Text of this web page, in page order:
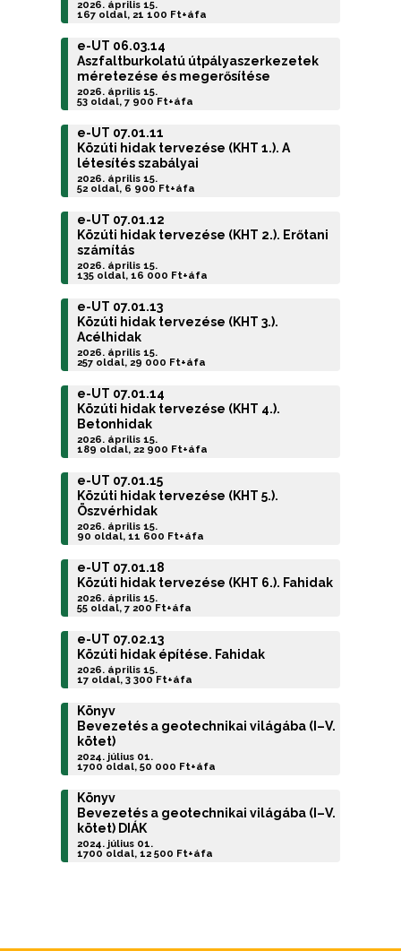
2026. április 15.
167 oldal, 21 100 Ft+áfa
e-UT 06.03.14
Aszfaltburkolatú útpályaszerkezetek
méretezése és megerősítése
2026. április 15.
53 oldal, 7 900 Ft+áfa
e-UT 07.01.11
Közúti hidak tervezése (KHT 1.). A
létesítés szabályai
2026. április 15.
52 oldal, 6 900 Ft+áfa
e-UT 07.01.12
Közúti hidak tervezése (KHT 2.). Erőtani
számítás
2026. április 15.
135 oldal, 16 000 Ft+áfa
e-UT 07.01.13
Közúti hidak tervezése (KHT 3.).
Acélhidak
2026. április 15.
257 oldal, 29 000 Ft+áfa
e-UT 07.01.14
Közúti hidak tervezése (KHT 4.).
Betonhidak
2026. április 15.
189 oldal, 22 900 Ft+áfa
e-UT 07.01.15
Közúti hidak tervezése (KHT 5.).
Öszvérhidak
2026. április 15.
90 oldal, 11 600 Ft+áfa
e-UT 07.01.18
Közúti hidak tervezése (KHT 6.). Fahidak
2026. április 15.
55 oldal, 7 200 Ft+áfa
e-UT 07.02.13
Közúti hidak építése. Fahidak
2026. április 15.
17 oldal, 3 300 Ft+áfa
Könyv
Bevezetés a geotechnikai világába (I–V.
kötet)
2024. július 01.
1700 oldal, 50 000 Ft+áfa
Könyv
Bevezetés a geotechnikai világába (I–V.
kötet) DIÁK
2024. július 01.
1700 oldal, 12 500 Ft+áfa